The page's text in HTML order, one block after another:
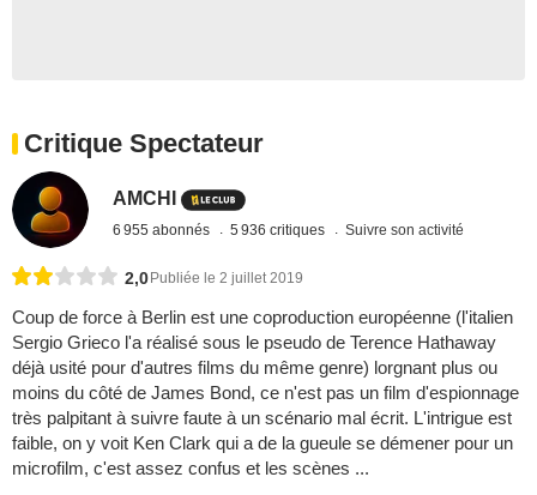
Critique Spectateur
AMCHI
6 955 abonnés 5 936 critiques Suivre son activité
2,0 Publiée le 2 juillet 2019
Coup de force à Berlin est une coproduction européenne (l'italien
Sergio Grieco l'a réalisé sous le pseudo de Terence Hathaway
déjà usité pour d'autres films du même genre) lorgnant plus ou
moins du côté de James Bond, ce n'est pas un film d'espionnage
très palpitant à suivre faute à un scénario mal écrit. L'intrigue est
faible, on y voit Ken Clark qui a de la gueule se démener pour un
microfilm, c'est assez confus et les scènes ...